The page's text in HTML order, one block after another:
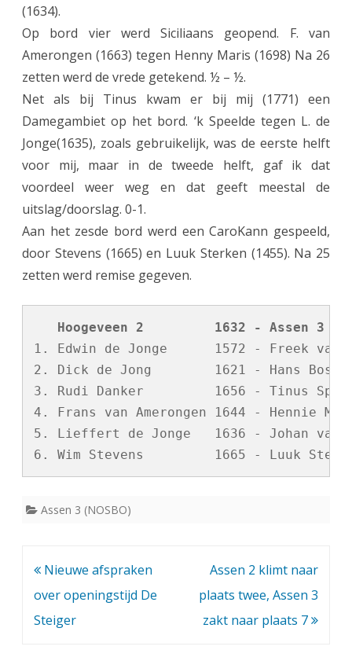
e
n
(1634).
Op bord vier werd Siciliaans geopend. F. van
Amerongen (1663) tegen Henny Maris (1698) Na 26
zetten werd de vrede getekend. ½ – ½.
Net als bij Tinus kwam er bij mij (1771) een
Damegambiet op het bord. ‘k Speelde tegen L. de
Jonge(1635), zoals gebruikelijk, was de eerste helft
voor mij, maar in de tweede helft, gaf ik dat
voordeel weer weg en dat geeft meestal de
uitslag/doorslag. 0-1.
Aan het zesde bord werd een CaroKann gespeeld,
door Stevens (1665) en Luuk Sterken (1455). Na 25
zetten werd remise gegeven.
Hoogeveen 2         1632 - Assen 3
1. Edwin de Jonge      1572 - Freek
2. Dick de Jong        1621 - Hans
3. Rudi Danker         1656 - Tinus
4. Frans van Amerongen 1644 - Hennie
5. Lieffert de Jonge   1636 - Johan
Assen 3 (NOSBO)
Bericht
navigatie
Nieuwe afspraken
over openingstijd De
Steiger
Assen 2 klimt naar
plaats twee, Assen 3
zakt naar plaats 7